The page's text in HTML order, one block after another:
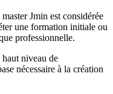
Jmin est considérée
une formation initiale ou
professionnelle.
haut niveau de
nécessaire à la création